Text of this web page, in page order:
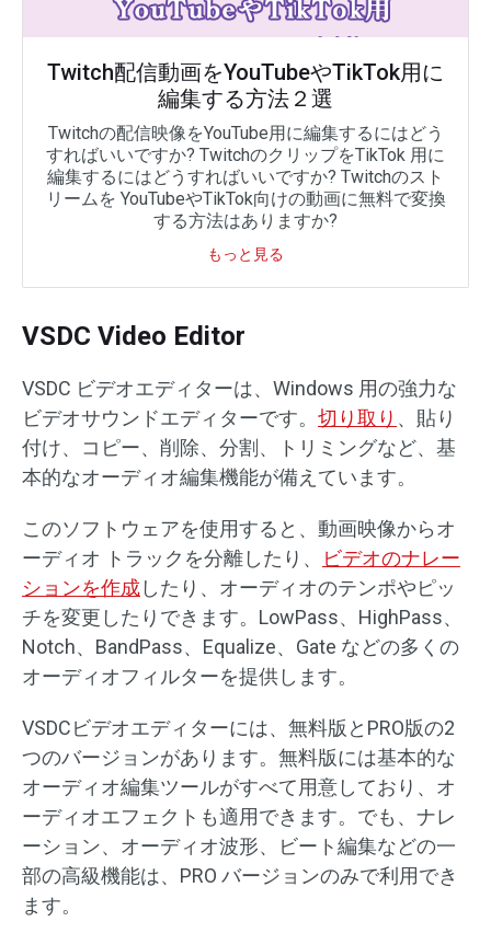
Twitch配信動画をYouTubeやTikTok用に
編集する方法２選
Twitchの配信映像をYouTube用に編集するにはどう
すればいいですか? TwitchのクリップをTikTok 用に
編集するにはどうすればいいですか? Twitchのスト
リームを YouTubeやTikTok向けの動画に無料で変換
する方法はありますか?
もっと見る
VSDC Video Editor
VSDC ビデオエディターは、Windows 用の強力な
ビデオサウンドエディターです。 切り取り 、貼り
付け、コピー、削除、分割、トリミングなど、基
本的なオーディオ編集機能が備えています。
このソフトウェアを使用すると、動画映像からオ
ーディオ トラックを分離したり、
ビデオのナレー
ションを作成したり、オーディオのテンポやピッ
チを変更したりできます。LowPass、HighPass、
Notch、BandPass、Equalize、Gate などの多くの
オーディオフィルターを提供します。
VSDCビデオエディターには、無料版とPRO版の2
つのバージョンがあります。無料版には基本的な
オーディオ編集ツールがすべて用意しており、オ
ーディオエフェクトも適用できます。でも、ナレ
ーション、オーディオ波形、ビート編集などの一
部の高級機能は、PRO バージョンのみで利用でき
ます。